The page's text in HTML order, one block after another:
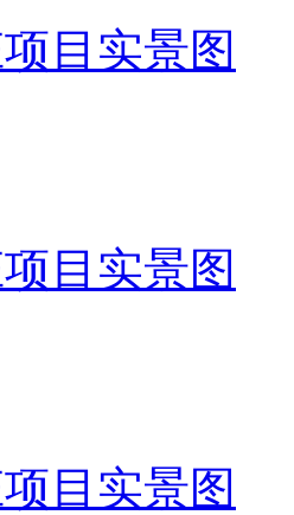
目实景图
目实景图
目实景图